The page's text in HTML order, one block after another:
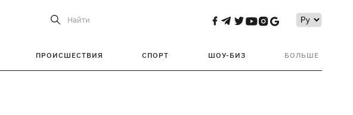
Найти
ПРОИСШЕСТВИЯ СПОРТ ШОУ-БИЗ БОЛЬШЕ